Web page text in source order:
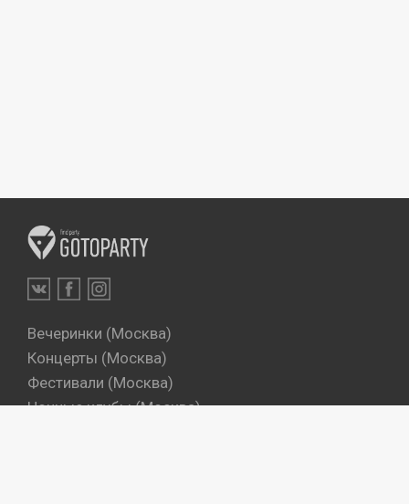
Вечеринки (Москва)
Концерты (Москва)
Фестивали (Москва)
Ночные клубы (Москва)